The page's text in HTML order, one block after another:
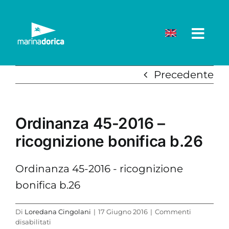
contenuto
Precedente
Ordinanza 45-2016 –
ricognizione bonifica b.26
Ordinanza 45-2016 - ricognizione
bonifica b.26
Di Loredana Cingolani | 17 Giugno 2016 | Commenti
disabilitati